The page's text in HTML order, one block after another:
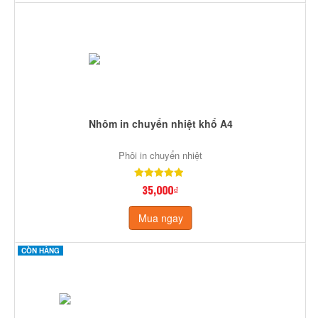
Nhôm in chuyển nhiệt khổ A4
Phôi in chuyển nhiệt
35,000₫
Mua ngay
CÒN HÀNG